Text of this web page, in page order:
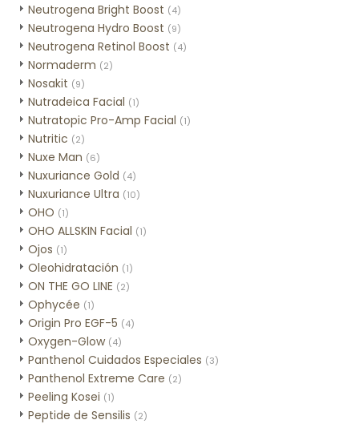
Neutrogena Bright Boost (4)
Neutrogena Hydro Boost (9)
Neutrogena Retinol Boost (4)
Normaderm (2)
Nosakit (9)
Nutradeica Facial (1)
Nutratopic Pro-Amp Facial (1)
Nutritic (2)
Nuxe Man (6)
Nuxuriance Gold (4)
Nuxuriance Ultra (10)
OHO (1)
OHO ALLSKIN Facial (1)
Ojos (1)
Oleohidratación (1)
ON THE GO LINE (2)
Ophycée (1)
Origin Pro EGF-5 (4)
Oxygen-Glow (4)
Panthenol Cuidados Especiales (3)
Panthenol Extreme Care (2)
Peeling Kosei (1)
Peptide de Sensilis (2)